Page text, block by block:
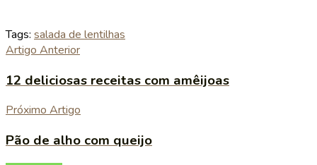
Tags: salada de lentilhas
Artigo Anterior
12 deliciosas receitas com amêijoas
Próximo Artigo
Pão de alho com queijo